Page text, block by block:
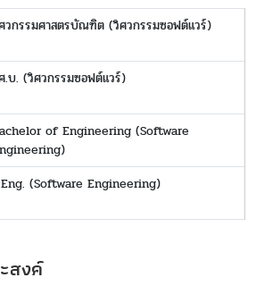
วกรรมศาสตรบัณฑิต (วิศวกรรมซอฟต์แวร์)
.บ. (วิศวกรรมซอฟต์แวร์)
of Engineering (Software
(Software Engineering)
สงค์